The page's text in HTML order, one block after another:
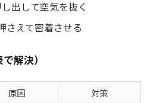
出して空気を抜く
さえて密着させる
解決）
原因
対策